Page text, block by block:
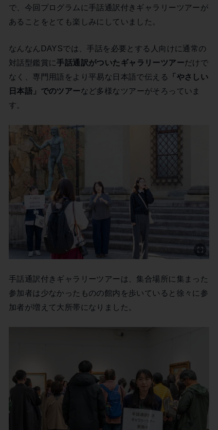
で、今回プログラムに手話通訳付きギャラリーツアーが
あることをとても楽しみにしていました。
なんなんDAYSでは、手話を必要とする人向けに通常の
対話型鑑賞に手話通訳がついたギャラリーツアーだけで
なく、専門用語をより平易な日本語で伝える
「やさしい
日本語」でのツアーなど多様なツアーがそろっていま
す。
手話通訳付きギャラリーツアーは、集合場所に集まった
参加者は少なかったものの館内を歩いていると徐々に参
加者が増えて大所帯になりました。